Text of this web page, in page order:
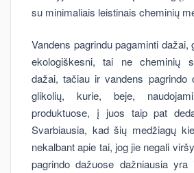
su minimaliais leistinais cheminių
Vandens pagrindu pagaminti dažai,
ekologiškesni, tai ne cheminių
dažai, tačiau ir vandens pagrindo
glikolių, kurie, beje,
produktuose, į juos taip pat
Svarbiausia, kad šių medžiagų
nekalbant apie tai, jog jie negali
pagrindo dažuose dažniausia